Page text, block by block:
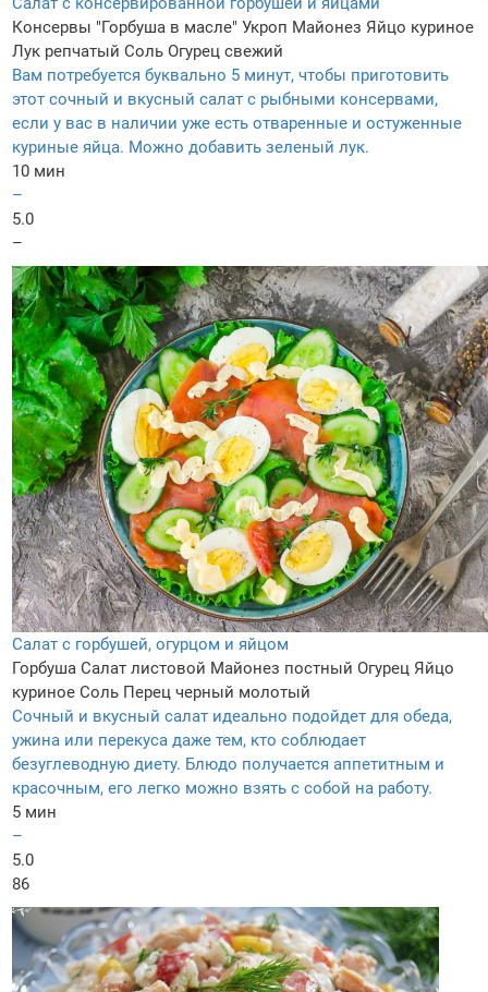
Консервы "Горбуша в масле" Укроп Майонез Яйцо куриное
Лук репчатый Соль Огурец свежий
Вам потребуется буквально 5 минут, чтобы приготовить
этот сочный и вкусный салат с рыбными консервами,
если у вас в наличии уже есть отваренные и остуженные
куриные яйца. Можно добавить зеленый лук.
10 мин
–
5.0
–
Салат с горбушей, огурцом и яйцом
Горбуша Салат листовой Майонез постный Огурец Яйцо
куриное Соль Перец черный молотый
Сочный и вкусный салат идеально подойдет для обеда,
ужина или перекуса даже тем, кто соблюдает
безуглеводную диету. Блюдо получается аппетитным и
красочным, его легко можно взять с собой на работу.
5 мин
–
5.0
86